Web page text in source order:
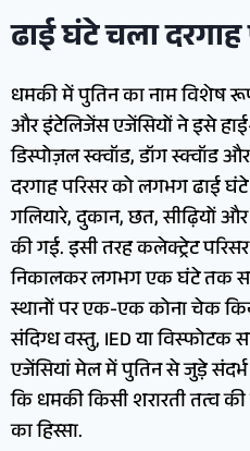
ढाई घंटे चला
धमकी में पुतिन का नाम विशेष
और इंटेलिजेंस एजेंसियों ने इसे
डिस्पोज़ल स्क्वॉड, डॉग स्क्वॉड
दरगाह परिसर को लगभग ढाई
गलियारे, दुकान, छत, सीढ़ियों
की गई. इसी तरह कलेक्ट्रेट परिसर
निकालकर लगभग एक घंटे तक
स्थानों पर एक-एक कोना चेक
संदिग्ध वस्तु, IED या विस्फोटक
एजेंसियां मेल में पुतिन से जुड़े
कि धमकी किसी शरारती तत्व
का हिस्सा.